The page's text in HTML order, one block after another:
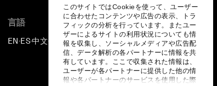
このサイトではCookieを使って、ユーザー
に合わせたコンテンツや広告の表示、トラ
フィックの分析を行っています。またユー
ザーによるサイトの利用状況についても情
報を収集し、ソーシャルメディアや広告配
信、データ解析の各パートナーに情報を共
有しています。ここで収集された情報は、
ユーザーが各パートナーに提供した他の情
報や各パートナーのサービスを使用した際
言語
EN ▪ES▪中文▪ 日本語